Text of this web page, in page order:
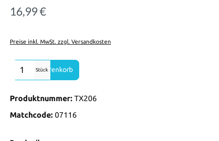
Regulärer Preis:
16,99 €
Preise inkl. MwSt. zzgl. Versandkosten
Produkt Anzahl: Gib den gewünschten Wert ein oder benutze die
Stück
In den Warenkorb
Produktnummer: TX206
Matchcode: 07116